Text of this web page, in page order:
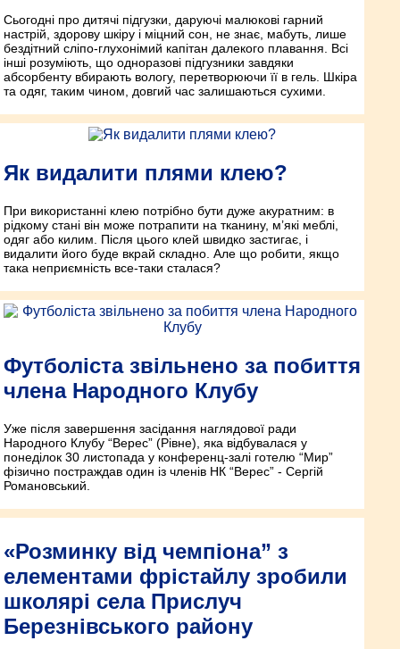
Сьогодні про дитячі підгузки, даруючі малюкові гарний
настрій, здорову шкіру і міцний сон, не знає, мабуть, лише
бездітний сліпо-глухонімий капітан далекого плавання. Всі
інші розуміють, що одноразові підгузники завдяки
абсорбенту вбирають вологу, перетворюючи її в гель. Шкіра
та одяг, таким чином, довгий час залишаються сухими.
Як видалити плями клею?
При використанні клею потрібно бути дуже акуратним: в
рідкому стані він може потрапити на тканину, м’які меблі,
одяг або килим. Після цього клей швидко застигає, і
видалити його буде вкрай складно. Але що робити, якщо
така неприємність все-таки сталася?
Футболіста звільнено за побиття
члена Народного Клубу
Уже після завершення засідання наглядової ради
Народного Клубу “Верес” (Рівне), яка відбувалася у
понеділок 30 листопада у конференц-залі готелю “Мир”
фізично постраждав один із членів НК “Верес” - Сергій
Романовський.
«Розминку від чемпіона” з
елементами фрістайлу зробили
школярі села Прислуч
Березнівського району